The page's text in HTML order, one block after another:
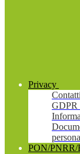
Privacy
GDPR
PON/